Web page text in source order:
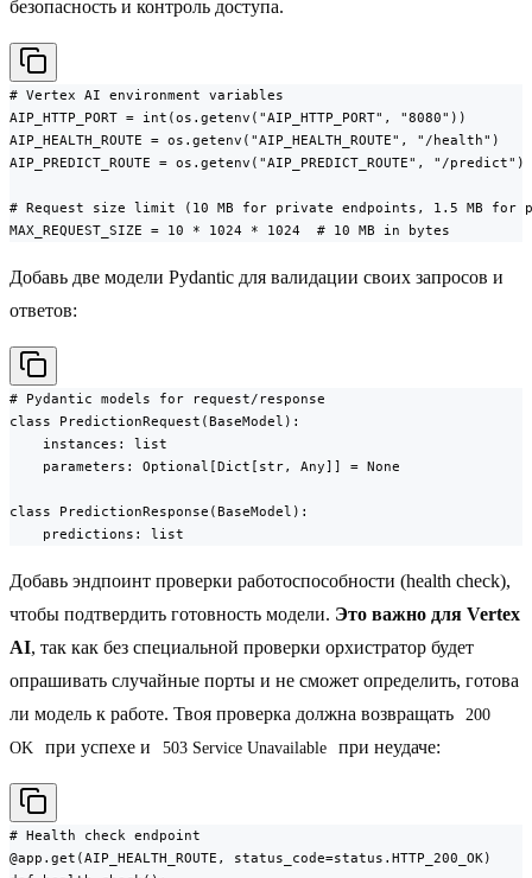
безопасность и контроль доступа.
# Vertex AI environment variables
AIP_HTTP_PORT = int(os.getenv("AIP_HTTP_PORT", "8080"))
AIP_HEALTH_ROUTE = os.getenv("AIP_HEALTH_ROUTE", "/health")
AIP_PREDICT_ROUTE = os.getenv("AIP_PREDICT_ROUTE", "/predict")
# Request size limit (10 MB for private endpoints, 1.5 MB for
MAX_REQUEST_SIZE = 10 * 1024 * 1024  # 10 MB in bytes
Добавь две модели Pydantic для валидации своих запросов и
ответов:
# Pydantic models for request/response
class PredictionRequest(BaseModel):
    instances: list
    parameters: Optional[Dict[str, Any]] = None
class PredictionResponse(BaseModel):
    predictions: list
Добавь эндпоинт проверки работоспособности (health check),
чтобы подтвердить готовность модели. Это важно для Vertex
AI, так как без специальной проверки орхистратор будет
опрашивать случайные порты и не сможет определить, готова
ли модель к работе. Твоя проверка должна возвращать
200
OK
при успехе и 503 Service Unavailable при неудаче:
# Health check endpoint
@app.get(AIP_HEALTH_ROUTE, status_code=status.HTTP_200_OK)